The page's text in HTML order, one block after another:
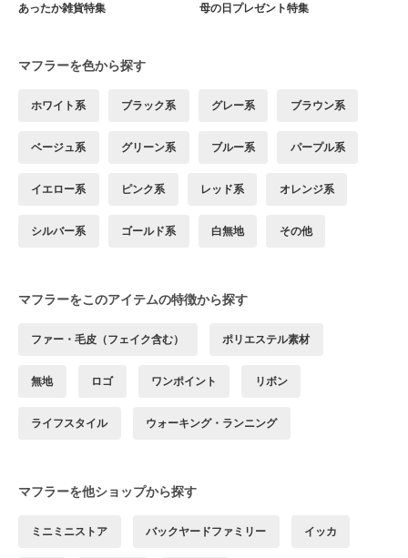
あったか雑貨特集 母の日プレゼント特集
マフラーを色から探す
ホワイト系 ブラック系 グレー系 ブラウン系
ベージュ系 グリーン系 ブルー系 パープル系
イエロー系 ピンク系 レッド系 オレンジ系
シルバー系 ゴールド系 白無地 その他
マフラーをこのアイテムの特徴から探す
ファー・毛皮（フェイク含む） ポリエステル素材
無地 ロゴ ワンポイント リボン
ライフスタイル ウォーキング・ランニング
マフラーを他ショップから探す
ミニミニストア バックヤードファミリー イッカ